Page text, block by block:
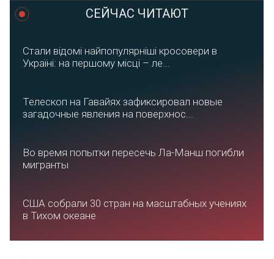
СЕЙЧАС ЧИТАЮТ
Стали відомі найпопулярніші кросовери в
Україні: на першому місці – ле...
Телескоп на Гавайях зафиксировал новые
загадочные явления на поверхнос...
Во время попытки пересечь Ла-Манш погибли
мигранты
США собрали 30 стран на масштабных учениях
в Тихом океане